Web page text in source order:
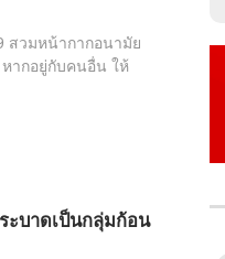
สวมหน้ากากอนามัย
ากอยู่กับคนอื่น ให้
ะบาดเป็นกลุ่มก้อน